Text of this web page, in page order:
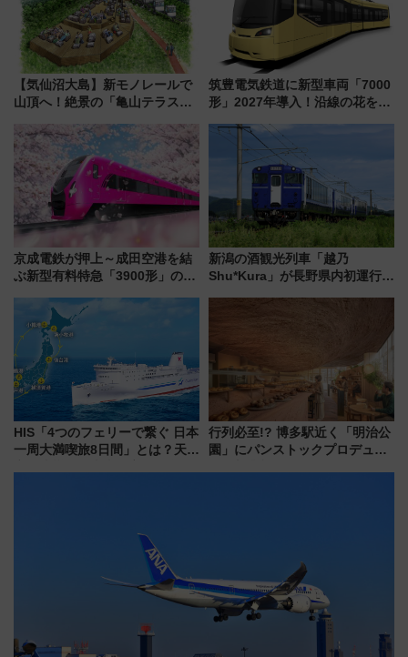
【気仙沼大島】新モノレールで
山頂へ！絶景の「亀山テラス
暇村のお得な日帰りプランも登
場
筑豊電気鉄道に新型車両「7000
形」2027年導入！沿線の花をイ
内は落ち着いたゆとりある空間
京成電鉄が押上～成田空港を結
ぶ新型有料特急「3900形」のコ
募集も実施
新潟の酒観光列車「越乃
Shu*Kura」が長野県内初運行！
HIS「4つのフェリーで繋ぐ 日本
一周大満喫旅8日間」とは？天橋
行列必至!? 博多駅近く「明治公
園」にパンストックプロデュー